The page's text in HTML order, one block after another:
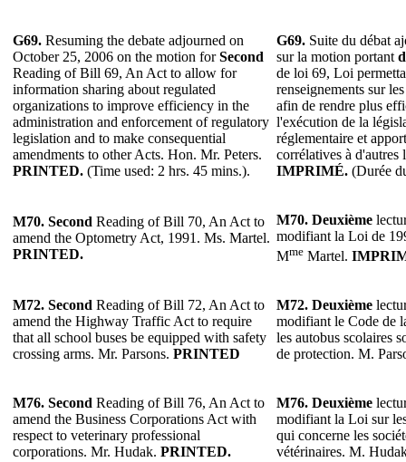
G69. Resuming the debate adjourned on
October 25, 2006 on the motion forSecond
Reading of Bill 69, An Act to allow for
information sharing about regulated
organizations to improve efficiency in the
administration and enforcement of regulatory
legislation and to make consequential
amendments to other Acts. Hon. Mr. Peters.
PRINTED. (Time used: 2 hrs. 45 mins.).
G69. Suite du débat
sur la motion portant
de loi 69, Loi
renseignements sur
afin de rendre plus
l'exécution de la
réglementaire et
corrélatives à
IMPRIMÉ. (Durée
M70. Second Reading of Bill 70, An Act to
amend the Optometry Act, 1991. Ms. Martel.
PRINTED.
M70. Deuxième
modifiant la Loi de
Mme Martel.
M72. Second Reading of Bill 72, An Act to
amend the Highway Traffic Act to require
that all school buses be equipped with safety
crossing arms. Mr. Parsons. PRINTED
M72. Deuxième
modifiant le Code de
les autobus scolaires
de protection. M.
M76. Second Reading of Bill 76, An Act to
amend the Business Corporations Act with
respect to veterinary professional
corporations. Mr. Hudak. PRINTED.
M76. Deuxième
modifiant la Loi sur
qui concerne les
vétérinaires. M.